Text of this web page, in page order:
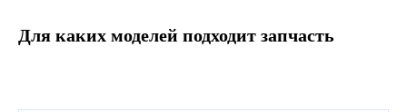
Для каких моделей подходит запчасть